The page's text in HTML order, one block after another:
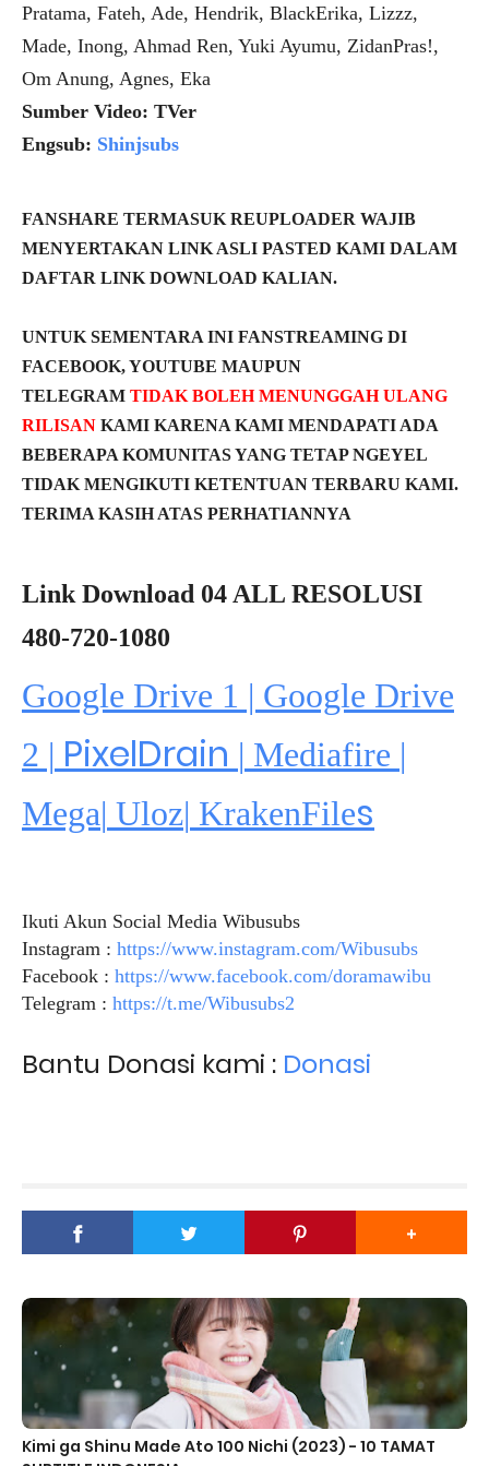
Pratama, Fateh, Ade, Hendrik, BlackErika, Lizzz,
Made, Inong, Ahmad Ren, Yuki Ayumu, ZidanPras!,
Om Anung, Agnes, Eka
Sumber Video: TVer
Engsub: Shinjsubs
FANSHARE TERMASUK REUPLOADER WAJIB
MENYERTAKAN LINK ASLI PASTED KAMI DALAM
DAFTAR LINK DOWNLOAD KALIAN.
UNTUK SEMENTARA INI FANSTREAMING DI
FACEBOOK, YOUTUBE MAUPUN
TELEGRAM TIDAK BOLEH MENUNGGAH ULANG
RILISAN KAMI KARENA KAMI MENDAPATI ADA
BEBERAPA KOMUNITAS YANG TETAP NGEYEL
TIDAK MENGIKUTI KETENTUAN TERBARU KAMI.
TERIMA KASIH ATAS PERHATIANNYA
Link Download 04 ALL RESOLUSI
480-720-1080
Google Drive 1 | Google Drive
2 | PixelDrain | Mediafire |
Mega| Uloz| KrakenFiles
Ikuti Akun Social Media Wibusubs
Instagram : https://www.instagram.com/Wibusubs
Facebook : https://www.facebook.com/doramawibu
Telegram : https://t.me/Wibusubs2
Bantu Donasi kami : Donasi
Kimi ga Shinu Made Ato 100 Nichi (2023) - 10 TAMAT